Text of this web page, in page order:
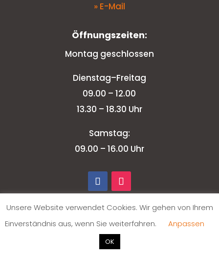
» E-Mail
Öffnungszeiten:
Montag geschlossen
Dienstag–Freitag
09.00 – 12.00
13.30 – 18.30 Uhr
Samstag:
09.00 – 16.00 Uhr
Unsere Website verwendet Cookies. Wir gehen von Ihrem
Einverständnis aus, wenn Sie weiterfahren.
Anpassen
OK